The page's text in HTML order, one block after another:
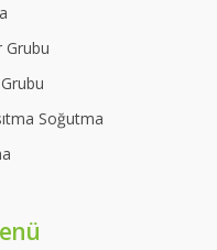
Grubu
Soğutma